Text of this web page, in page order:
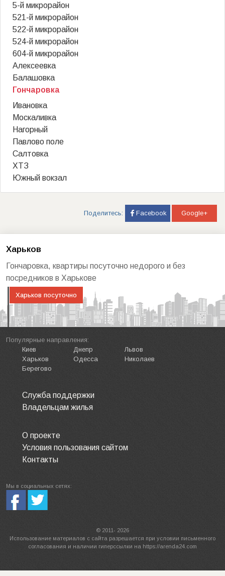
5-й микрорайон
521-й микрорайон
522-й микрорайон
524-й микрорайон
604-й микрорайон
Алексеевка
Балашовка
Гончаровка
Ивановка
Москаливка
Нагорный
Павлово поле
Салтовка
ХТЗ
Южный вокзал
Поделитесь: Facebook Google+
Харьков посуточно
Харьков
Гончаровка, квартиры посуточно недорого и без
посредников в Харькове
Популярные направления:
Киев
Днепр
Львов
Харьков
Одесса
Николаев
Берегово
Служба поддержки
Владельцам жилья
О проекте
Условия пользования сайтом
Контакты
Мы в социальных сетях:
© 2011- 2026
Использование материалов с сайта разрешается при условии письменного
согласования и наличии гиперссылки на https://arenda24.com